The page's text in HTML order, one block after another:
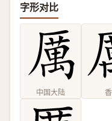
字形对比
中国大陆